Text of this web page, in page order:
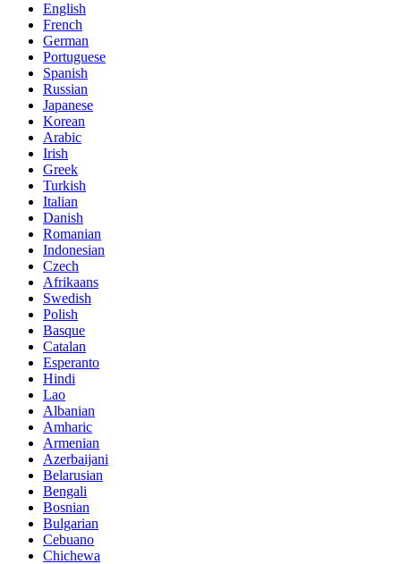
English
French
German
Portuguese
Spanish
Russian
Japanese
Korean
Arabic
Irish
Greek
Turkish
Italian
Danish
Romanian
Indonesian
Czech
Afrikaans
Swedish
Polish
Basque
Catalan
Esperanto
Hindi
Lao
Albanian
Amharic
Armenian
Azerbaijani
Belarusian
Bengali
Bosnian
Bulgarian
Cebuano
Chichewa